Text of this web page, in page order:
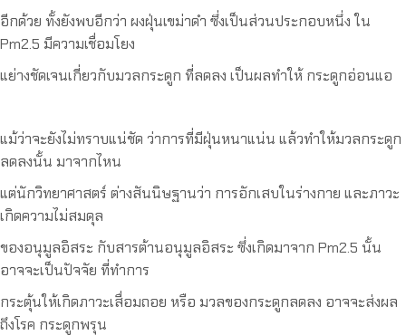
อีกด้วย ทั้งยังพบอีกว่า ผงฝุ่นเขม่าดำ ซึ่งเป็นส่วนประกอบหนึ่ง ใน
Pm2.5 มีความเชื่อมโยง
แย่างชัดเจนเกี่ยวกับมวลกระดูก ที่ลดลง เป็นผลทำให้ กระดูกอ่อนแอ
แม้ว่าจะยังไม่ทราบแน่ชัด ว่าการที่มีฝุ่นหนาแน่น แล้วทำให้มวลกระดูก
ลดลงนั้น มาจากไหน
แต่นักวิทยาศาสตร์ ต่างสันนิษฐานว่า การอักเสบในร่างกาย และภาวะ
เกิดความไม่สมดุล
ของอนุมูลอิสระ กับสารต้านอนุมูลอิสระ ซึ่งเกิดมาจาก Pm2.5 นั้น
อาจจะเป็นปัจจัย ที่ทำการ
กระตุ้นให้เกิดภาวะเสื่อมถอย หรือ มวลของกระดูกลดลง อาจจะส่งผล
ถึงโรค กระดูกพรุน